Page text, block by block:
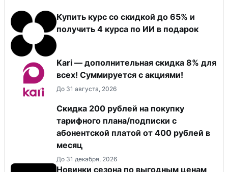
Купить курс со скидкой до 65% и
получить 4 курса по ИИ в подарок
Kari — дополнительная скидка 8% для
всех! Суммируется с акциями!
До 31 августа, 2026
Скидка 200 рублей на покупку
тарифного плана/подписки с
абонентской платой от 400 рублей в
месяц
До 31 декабря, 2026
Новинки сезона по выгодным ценам